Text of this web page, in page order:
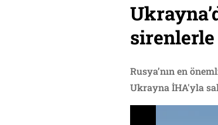
sirenlerle
Rusya’nın en
Ukrayna İHA'yla